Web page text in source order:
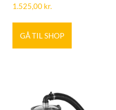
1.525,00 kr.
GÅ TIL SHOP